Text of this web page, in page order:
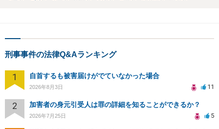
刑事事件の法律Q&Aランキング
1 自首するも被害届けがでていなかった場合
2026年8月3日 11
2 加害者の身元引受人は罪の詳細を知ることができるか？
2026年7月25日 5